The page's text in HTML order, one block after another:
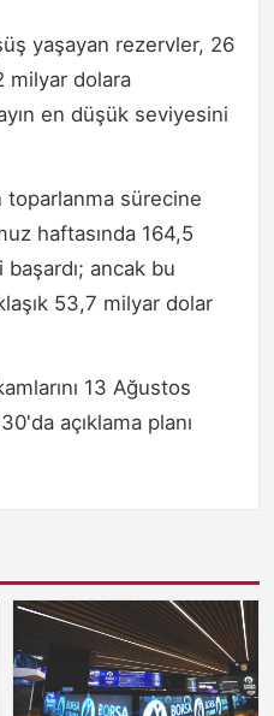
yaşayan rezervler, 26
milyar dolara
en düşük seviyesini
toparlanma sürecine
haftasında 164,5
ancak bu
53,7 milyar dolar
13 Ağustos
açıklama planı